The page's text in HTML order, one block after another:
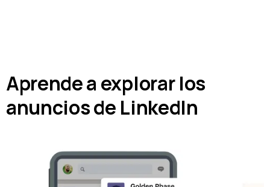
Aprende a explorar los
anuncios de LinkedIn